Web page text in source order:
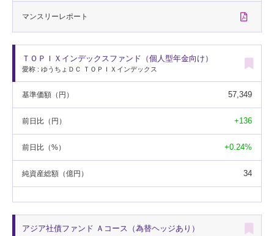
マンスリーレポート
ＴＯＰＩＸインデックスファンド（個人型年金向け）
愛称 : ゆうちょＤＣ ＴＯＰＩＸインデックス
基準価額 （円） 57,349
前日比 （円） +136
前日比 （%） +0.24%
純資産総額 （億円） 34
アジア社債ファンド Ａコース（為替ヘッジあり）